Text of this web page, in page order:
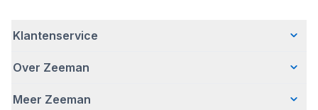
Klantenservice
Veelgestelde vragen
Bezorgen
Over Zeeman
Wie wij zijn
Meer Zeeman